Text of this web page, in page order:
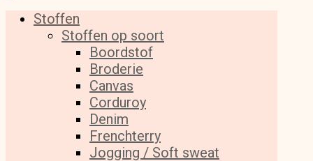
Stoffen
Stoffen op soort
Boordstof
Broderie
Canvas
Corduroy
Denim
Frenchterry
Jogging / Soft sweat